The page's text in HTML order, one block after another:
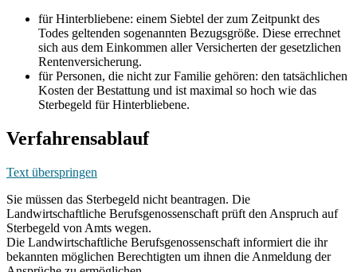
für Hinterbliebene: einem Siebtel der zum Zeitpunkt des
Todes geltenden sogenannten Bezugsgröße. Diese errechnet
sich aus dem Einkommen aller Versicherten der gesetzlichen
Rentenversicherung.
für Personen, die nicht zur Familie gehören: den tatsächlichen
Kosten der Bestattung und ist maximal so hoch wie das
Sterbegeld für Hinterbliebene.
Verfahrensablauf
Text überspringen
Sie müssen das Sterbegeld nicht beantragen. Die
Landwirtschaftliche Berufsgenossenschaft prüft den Anspruch auf
Sterbegeld von Amts wegen.
Die Landwirtschaftliche Berufsgenossenschaft informiert die ihr
bekannten möglichen Berechtigten um ihnen die Anmeldung der